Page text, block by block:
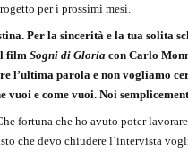
per i prossimi mesi.
Per la sincerità e la tua solita
film Sogni di Gloria con Carlo
l’ultima parola e non vogliamo
vuoi e come vuoi. Noi
fortuna che ho avuto poter
che devo chiudere l’intervista